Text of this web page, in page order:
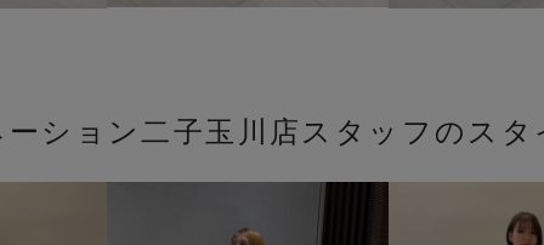
ション二子玉川店スタッフのス